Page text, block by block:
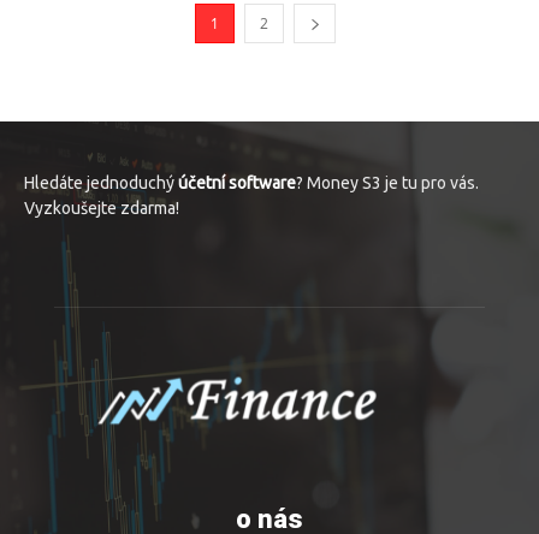
1 2
Hledáte jednoduchýúčetní software? Money S3 je tu pro vás.
Vyzkoušejte zdarma!
o nás